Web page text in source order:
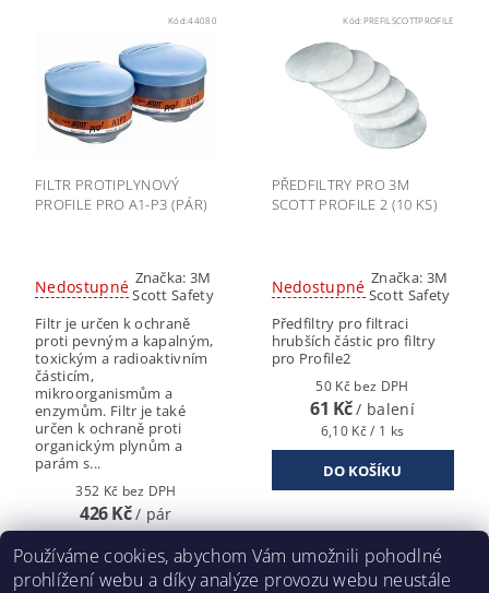
Kód:44080
FILTR PROTIPLYNOVÝ
PROFILE PRO A1-P3 (PÁR)
Nedostupné Značka:3M
Scott Safety
Filtr je určen k ochraně
proti pevným a kapalným,
toxickým a radioaktivním
částicím,
mikroorganismům a
enzymům. Filtr je také
určen k ochraně proti
organickým plynům a
parám s...
352 Kč bez DPH
426 Kč/ pár
213 Kč / 1 ks
Kód: PREFILSCOTTPROFILE
PŘEDFILTRY PRO 3M
SCOTT PROFILE 2 (10 KS)
Nedostupné Značka: 3M
Scott Safety
Předfiltry pro filtraci
hrubších částic pro filtry
pro Profile2
50 Kč bez DPH
61 Kč/ balení
6,10 Kč / 1 ks
Používáme cookies, abychom Vám umožnili pohodlné
prohlížení webu a díky analýze provozu webu neustále